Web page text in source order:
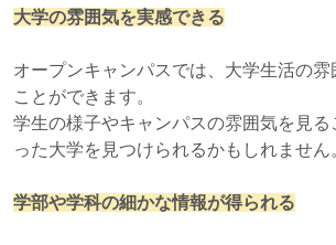
大学の雰囲気を実感できる
オープンキャンパスでは、 大学生活の雰
ことができます。
学生の様子やキャンパスの雰囲気を見る
った大学を見つけられるかもしれません
学部や学科の細かな情報が得られる